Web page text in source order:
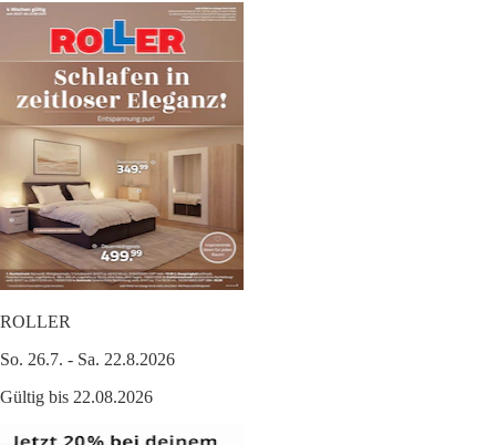
ROLLER
So. 26.7. - Sa. 22.8.2026
Gültig bis 22.08.2026